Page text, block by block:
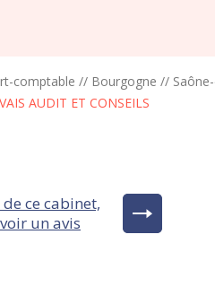
comptable // Bourgogne //
AUDIT ET CONSEILS
ce cabinet,
un avis